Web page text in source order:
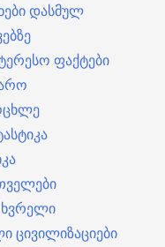
დასმულ
ფაქტები
ხვრელი
ცივილიზაციები